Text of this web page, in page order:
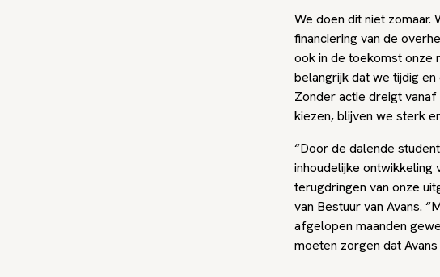
We doen dit niet zomaar.
financiering van de
ook in de toekomst onze
belangrijk dat we tijdig
Zonder actie dreigt
kiezen, blijven we sterk
“Door de dalende
inhoudelijke ontwikkeling
terugdringen van onze
van Bestuur van Avans.
afgelopen maanden
moeten zorgen dat